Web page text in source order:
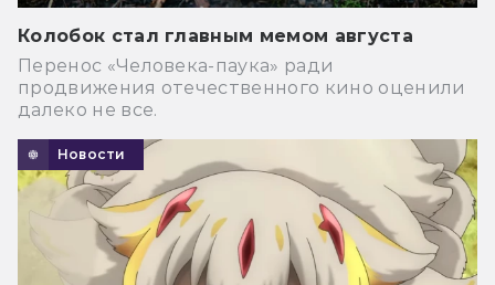
Колобок стал главным мемом августа
Перенос «Человека-паука» ради
продвижения отечественного кино оценили
далеко не все.
Новости